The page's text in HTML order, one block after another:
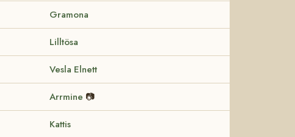
Gramona
Lilltösa
Vesla Elnett
Arrmine 📷
Kattis